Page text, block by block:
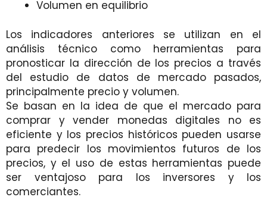
Volumen en equilibrio
Los indicadores anteriores se utilizan en el
análisis técnico como herramientas para
pronosticar la dirección de los precios a través
del estudio de datos de mercado pasados,
principalmente precio y volumen.
Se basan en la idea de que el mercado para
comprar y vender monedas digitales no es
eficiente y los precios históricos pueden usarse
para predecir los movimientos futuros de los
precios, y el uso de estas herramientas puede
ser ventajoso para los inversores y los
comerciantes.